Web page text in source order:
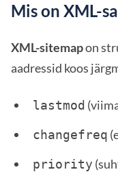
Mis on XML-
XML-sitemapon
aadressid koos
lastmod
changefreq
priority